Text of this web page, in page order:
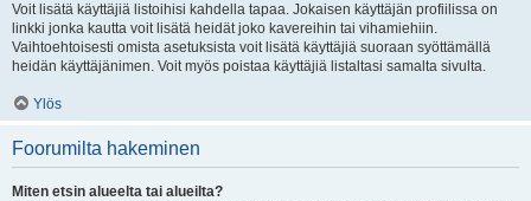
Voit lisätä käyttäjiä listoihisi kahdella tapaa. Jokaisen käyttäjän profiilissa on
linkki jonka kautta voit lisätä heidät joko kavereihin tai vihamiehiin.
Vaihtoehtoisesti omista asetuksista voit lisätä käyttäjiä suoraan syöttämällä
heidän käyttäjänimen. Voit myös poistaa käyttäjiä listaltasi samalta sivulta.
Ylös
Foorumilta hakeminen
Miten etsin alueelta tai alueilta?